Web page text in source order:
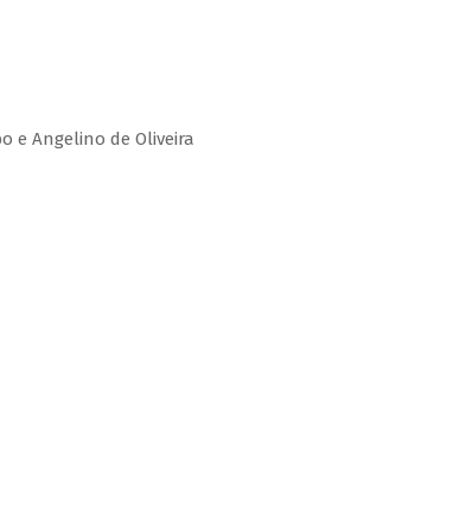
e Angelino de Oliveira